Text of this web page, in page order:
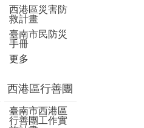
西港區災害防
救計畫
臺南市民防災
手冊
更多
西港區行善團
臺南市西港區
行善團工作實